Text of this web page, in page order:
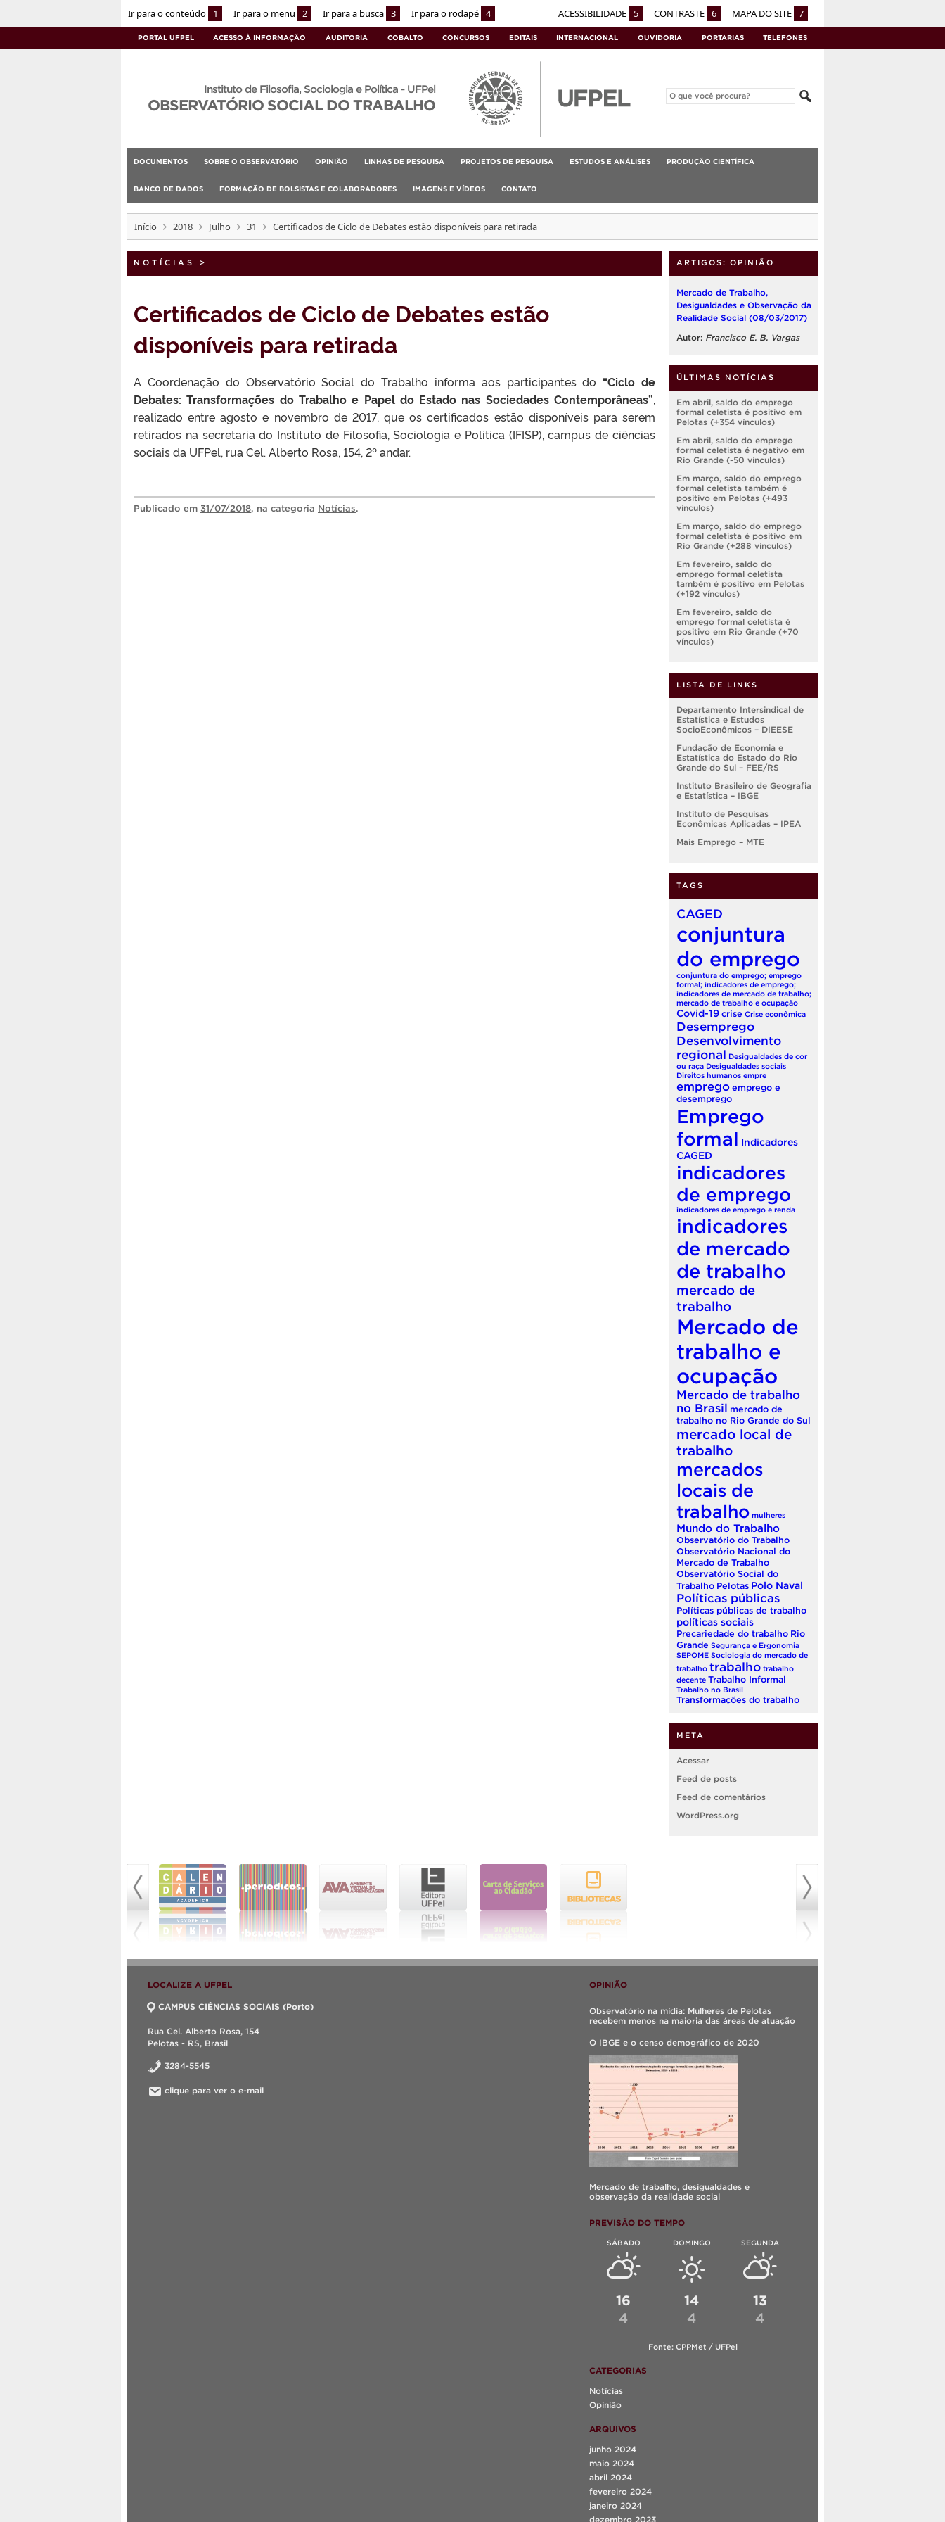
Ir para o conteúdo 1 Ir para o menu 2 Ir para a busca 3 Ir para o rodapé 4 ACESSIBILIDADE 5 CONTRASTE 6 MAPA DO SITE 7
PORTAL UFPEL ACESSO À INFORMAÇÃO AUDITORIA COBALTO CONCURSOS EDITAIS INTERNACIONAL OUVIDORIA PORTARIAS TELEFONES
Instituto de Filosofia, Sociologia e Política - UFPel
OBSERVATÓRIO SOCIAL DO TRABALHO
DOCUMENTOS SOBRE O OBSERVATÓRIO OPINIÃO LINHAS DE PESQUISA PROJETOS DE PESQUISA ESTUDOS E ANÁLISES PRODUÇÃO CIENTÍFICA
BANCO DE DADOS FORMAÇÃO DE BOLSISTAS E COLABORADORES IMAGENS E VÍDEOS CONTATO
Início 2018 Julho 31 Certificados de Ciclo de Debates estão disponíveis para retirada
NOTÍCIAS >
Certificados de Ciclo de Debates estão
disponíveis para retirada
A Coordenação do Observatório Social do Trabalho informa aos participantes do “Ciclo de
Debates: Transformações do Trabalho e Papel do Estado nas Sociedades Contemporâneas”,
realizado entre agosto e novembro de 2017, que os certificados estão disponíveis para serem
retirados na secretaria do Instituto de Filosofia, Sociologia e Política (IFISP), campus de ciências
sociais da UFPel, rua Cel. Alberto Rosa, 154, 2º andar.
Publicado em 31/07/2018, na categoria Notícias.
ARTIGOS: OPINIÃO
Mercado de Trabalho,
Desigualdades e Observação da
Realidade Social (08/03/2017)
Autor: Francisco E. B. Vargas
ÚLTIMAS NOTÍCIAS
Em abril, saldo do emprego
formal celetista é positivo em
Pelotas (+354 vínculos)
Em abril, saldo do emprego
formal celetista é negativo em
Rio Grande (-50 vínculos)
Em março, saldo do emprego
formal celetista também é
positivo em Pelotas (+493
vínculos)
Em março, saldo do emprego
formal celetista é positivo em
Rio Grande (+288 vínculos)
Em fevereiro, saldo do
emprego formal celetista
também é positivo em Pelotas
(+192 vínculos)
Em fevereiro, saldo do
emprego formal celetista é
positivo em Rio Grande (+70
vínculos)
LISTA DE LINKS
Departamento Intersindical de
Estatística e Estudos
SocioEconômicos – DIEESE
Fundação de Economia e
Estatística do Estado do Rio
Grande do Sul – FEE/RS
Instituto Brasileiro de Geografia
e Estatística – IBGE
Instituto de Pesquisas
Econômicas Aplicadas – IPEA
Mais Emprego – MTE
TAGS
CAGED
conjuntura
do emprego
conjuntura do emprego; emprego
formal; indicadores de emprego;
indicadores de mercado de trabalho;
mercado de trabalho e ocupação
Covid-19 crise Crise econômica
Desemprego
Desenvolvimento
regional Desigualdades de cor
ou raça Desigualdades sociais
Direitos humanos empre
emprego emprego e
desemprego
Emprego
formal Indicadores
CAGED
indicadores
de emprego
indicadores de emprego e renda
indicadores
de mercado
de trabalho
mercado de
trabalho
Mercado de
trabalho e
ocupação
Mercado de trabalho
no Brasil mercado de
trabalho no Rio Grande do Sul
mercado local de
trabalho
mercados
locais de
trabalho mulheres
Mundo do Trabalho
Observatório do Trabalho
Observatório Nacional do
Mercado de Trabalho
Observatório Social do
Trabalho Pelotas Polo Naval
Políticas públicas
Políticas públicas de trabalho
políticas sociais
Precariedade do trabalho Rio
Grande Segurança e Ergonomia
SEPOME Sociologia do mercado de
trabalho trabalho trabalho
decente Trabalho Informal
Trabalho no Brasil
Transformações do trabalho
META
Acessar
Feed de posts
Feed de comentários
WordPress.org
LOCALIZE A UFPEL
CAMPUS CIÊNCIAS SOCIAIS (Porto)
Rua Cel. Alberto Rosa, 154
Pelotas - RS, Brasil
3284-5545
clique para ver o e-mail
OPINIÃO
Observatório na mídia: Mulheres de Pelotas
recebem menos na maioria das áreas de atuação
O IBGE e o censo demográfico de 2020
Mercado de trabalho, desigualdades e
observação da realidade social
PREVISÃO DO TEMPO
SÁBADO
16
4
DOMINGO
14
4
SEGUNDA
13
4
Fonte: CPPMet / UFPel
CATEGORIAS
Notícias
Opinião
ARQUIVOS
junho 2024
maio 2024
abril 2024
fevereiro 2024
janeiro 2024
dezembro 2023